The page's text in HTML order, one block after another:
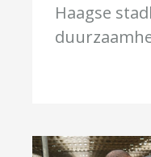
Haagse